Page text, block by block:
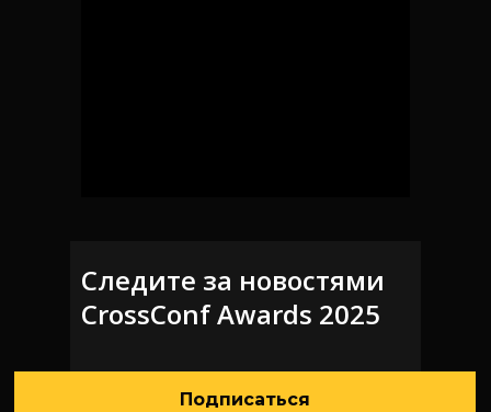
Cледите за новостями
CrossConf Awards 2025
Подписаться